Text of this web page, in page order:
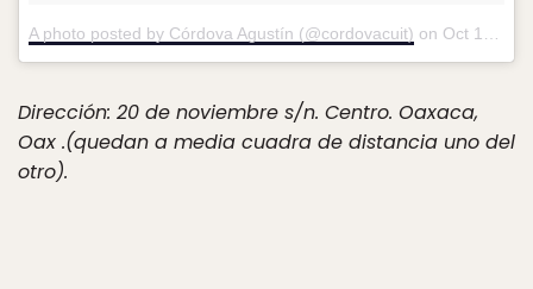
A photo posted by Córdova Agustín (@cordovacuit) on Oct 19, 2016 at 11:12am PDT
Dirección: 20 de noviembre s/n. Centro. Oaxaca,
Oax .(quedan a media cuadra de distancia uno del
otro).